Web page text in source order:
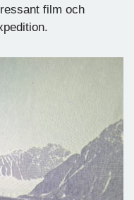
film och